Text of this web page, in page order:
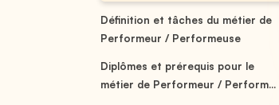
Définition et tâches du métier de
Performeur / Performeuse
Diplômes et prérequis pour le
métier de Performeur / Perform...